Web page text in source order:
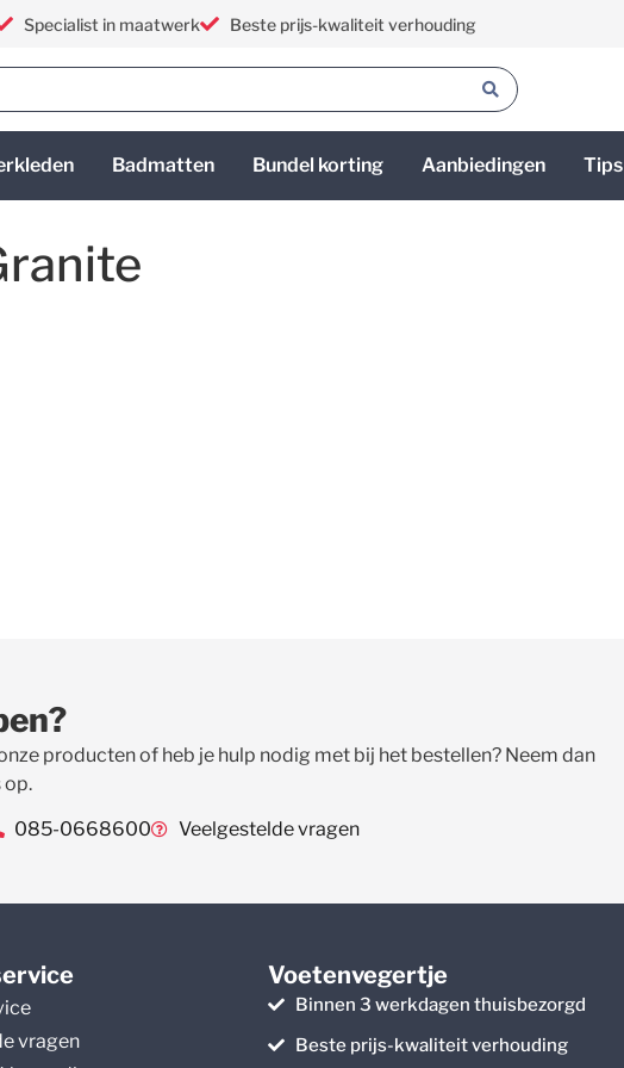
Specialist in maatwerk Beste prijs-kwaliteit verhouding
Badmatten Bundel korting Aanbiedingen Tips
producten of heb je hulp nodig met bij het bestellen? Neem dan
op.
085-0668600 Veelgestelde vragen
vragen
Voetenvegertje
Binnen 3 werkdagen thuisbezorgd
Beste prijs-kwaliteit verhouding